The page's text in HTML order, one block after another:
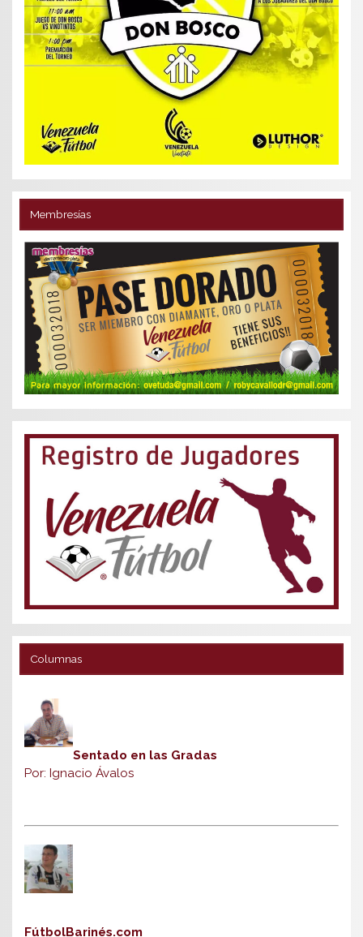
Membresías
Columnas
Sentado en las Gradas
Por: Ignacio Ávalos
FútbolBarinés.com